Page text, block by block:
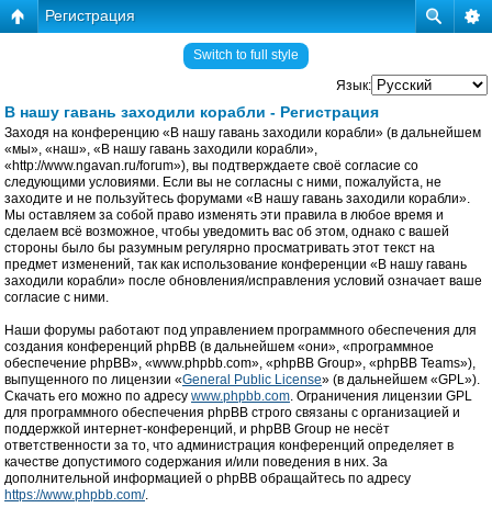
Регистрация
Switch to full style
Язык:
В нашу гавань заходили корабли - Регистрация
Заходя на конференцию «В нашу гавань заходили корабли» (в дальнейшем
«мы», «наш», «В нашу гавань заходили корабли»,
«http://www.ngavan.ru/forum»), вы подтверждаете своё согласие со
следующими условиями. Если вы не согласны с ними, пожалуйста, не
заходите и не пользуйтесь форумами «В нашу гавань заходили корабли».
Мы оставляем за собой право изменять эти правила в любое время и
сделаем всё возможное, чтобы уведомить вас об этом, однако с вашей
стороны было бы разумным регулярно просматривать этот текст на
предмет изменений, так как использование конференции «В нашу гавань
заходили корабли» после обновления/исправления условий означает ваше
согласие с ними.
Наши форумы работают под управлением программного обеспечения для
создания конференций phpBB (в дальнейшем «они», «программное
обеспечение phpBB», «www.phpbb.com», «phpBB Group», «phpBB Teams»),
выпущенного по лицензии «General Public License» (в дальнейшем «GPL»).
Скачать его можно по адресу www.phpbb.com. Ограничения лицензии GPL
для программного обеспечения phpBB строго связаны с организацией и
поддержкой интернет-конференций, и phpBB Group не несёт
ответственности за то, что администрация конференций определяет в
качестве допустимого содержания и/или поведения в них. За
дополнительной информацией о phpBB обращайтесь по адресу
https://www.phpbb.com/.